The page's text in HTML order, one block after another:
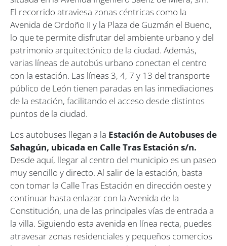
El recorrido atraviesa zonas céntricas como la
Avenida de Ordoño II y la Plaza de Guzmán el Bueno,
lo que te permite disfrutar del ambiente urbano y del
patrimonio arquitectónico de la ciudad. Además,
varias líneas de autobús urbano conectan el centro
con la estación. Las líneas 3, 4, 7 y 13 del transporte
público de León tienen paradas en las inmediaciones
de la estación, facilitando el acceso desde distintos
puntos de la ciudad.
Los autobuses llegan a la Estación de Autobuses de
Sahagún, ubicada en Calle Tras Estación s/n.
Desde aquí, llegar al centro del municipio es un paseo
muy sencillo y directo. Al salir de la estación, basta
con tomar la Calle Tras Estación en dirección oeste y
continuar hasta enlazar con la Avenida de la
Constitución, una de las principales vías de entrada a
la villa. Siguiendo esta avenida en línea recta, puedes
atravesar zonas residenciales y pequeños comercios